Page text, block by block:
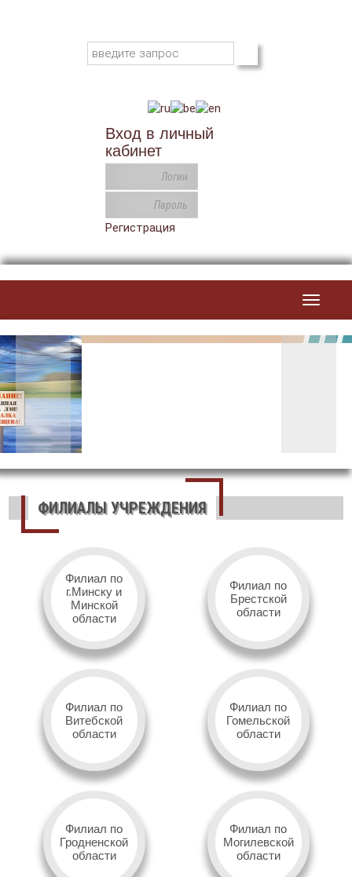
Вход в личный
кабинет
Регистрация
Toggle
ФИЛИАЛЫ УЧРЕЖДЕНИЯ
Филиал по
г.Минску и
Минской
области
Филиал по
Брестской
области
Филиал по
Витебской
области
Филиал по
Гомельской
области
Филиал по
Гродненской
области
Филиал по
Могилевской
области